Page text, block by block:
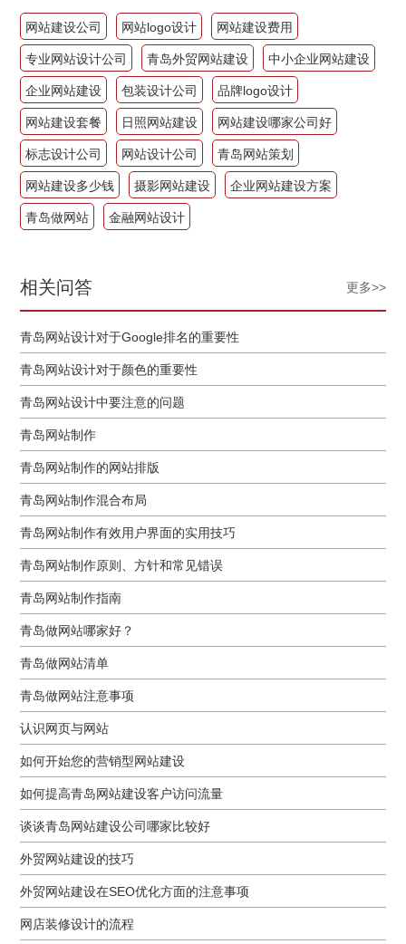
网站建设公司 网站logo设计 网站建设费用
专业网站设计公司 青岛外贸网站建设 中小企业网站建设
企业网站建设 包装设计公司 品牌logo设计
网站建设套餐 日照网站建设 网站建设哪家公司好
标志设计公司 网站设计公司 青岛网站策划
网站建设多少钱 摄影网站建设 企业网站建设方案
青岛做网站 金融网站设计
相关问答 更多>>
青岛网站设计对于Google排名的重要性
青岛网站设计对于颜色的重要性
青岛网站设计中要注意的问题
青岛网站制作
青岛网站制作的网站排版
青岛网站制作混合布局
青岛网站制作有效用户界面的实用技巧
青岛网站制作原则、方针和常见错误
青岛网站制作指南
青岛做网站哪家好？
青岛做网站清单
青岛做网站注意事项
认识网页与网站
如何开始您的营销型网站建设
如何提高青岛网站建设客户访问流量
谈谈青岛网站建设公司哪家比较好
外贸网站建设的技巧
外贸网站建设在SEO优化方面的注意事项
网店装修设计的流程